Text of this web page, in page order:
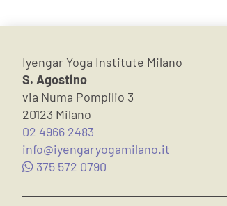
Iyengar Yoga Institute Milano
S. Agostino
via Numa Pompilio 3
20123 Milano
02 4966 2483
info@iyengaryogamilano.it
375 572 0790